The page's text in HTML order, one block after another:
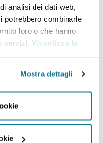
analisi dei dati web,
potrebbero combinarle
loro o che hanno
servizi. Visualizza la
Mostra dettagli
e della Cooperazione
comprende – tra gli
operativi legati alla
strategiche
sui principali
e altre questioni
In precedenza, è stato